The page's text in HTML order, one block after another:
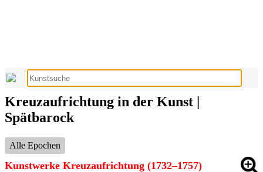
Kreuzaufrichtung in der Kunst |
Spätbarock
Alle Epochen
Kunstwerke Kreuzaufrichtung (1732–1757)